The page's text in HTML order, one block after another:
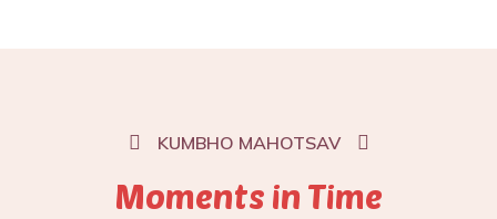
KUMBHO MAHOTSAV
Moments in Time